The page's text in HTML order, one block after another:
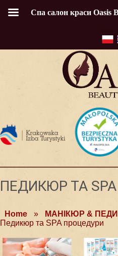
ПЕДИКЮР ТА
Home » МАНІКЮР &
Педикюр та SPA процедури
Спа салон краси Oasis